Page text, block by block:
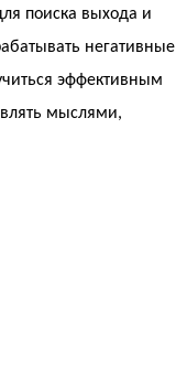
поиска выхода и
негативные
эффективным
мыслями,